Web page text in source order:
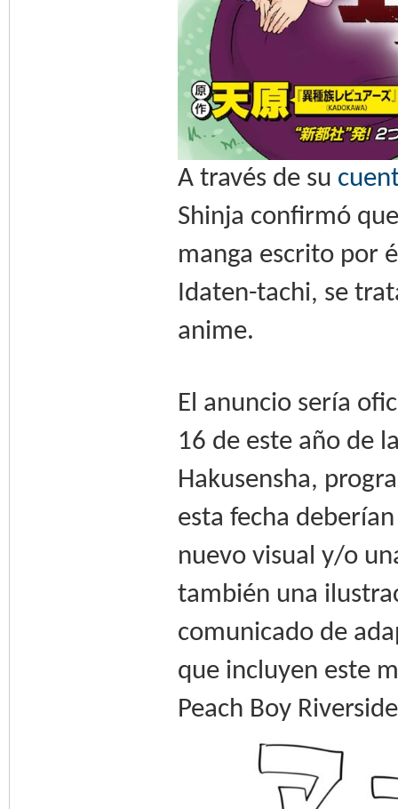
A través de su
Shinja confirmó
manga escrito por
Idaten-tachi, se
anime.
El anuncio sería
16 de este año de
Hakusensha,
esta fecha
nuevo visual y/o
también una
comunicado de
que incluyen este
Peach Boy